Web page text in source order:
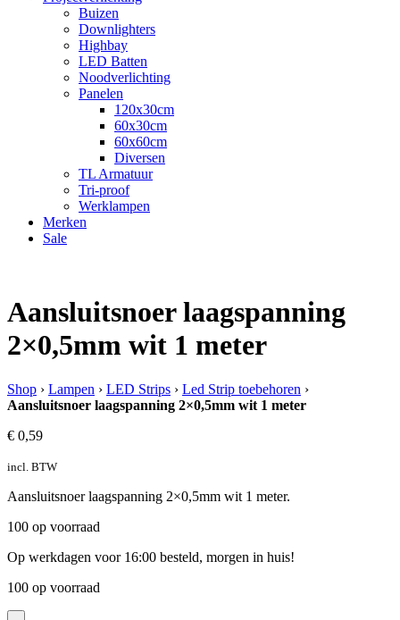
Buizen
Downlighters
Highbay
LED Batten
Noodverlichting
Panelen
120x30cm
60x30cm
60x60cm
Diversen
TL Armatuur
Tri-proof
Werklampen
Merken
Sale
Aansluitsnoer laagspanning
2×0,5mm wit 1 meter
Shop › Lampen › LED Strips › Led Strip toebehoren ›
Aansluitsnoer laagspanning 2×0,5mm wit 1 meter
€ 0,59
incl. BTW
Aansluitsnoer laagspanning 2×0,5mm wit 1 meter.
100 op voorraad
Op werkdagen voor 16:00 besteld, morgen in huis!
100 op voorraad